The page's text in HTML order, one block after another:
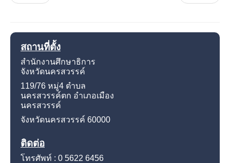
สถานที่ตั้ง
สำนักงานศึกษาธิการ
จังหวัดนครสวรรค์
119/76 หมู่4 ตำบล
นครสวรรค์ตก อำเภอเมือง
นครสวรรค์
จังหวัดนครสวรรค์ 60000
ติดต่อ
โทรศัพท์ : 0 5622 6456